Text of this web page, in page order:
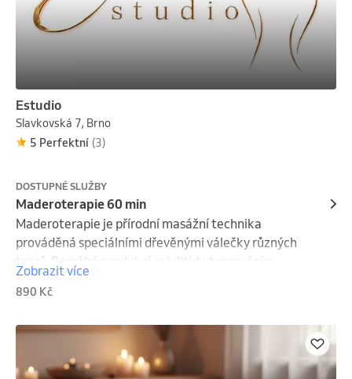
Estudio
Slavkovská 7, Brno
5 Perfektní (3)
DOSTUPNÉ SLUŽBY
Maderoterapie 60 min
Maderoterapie je přírodní masážní technika
prováděná speciálními dřevěnými válečky různých
tvarů. Pomáhá s redukcí celulitidy, tvarováním
postavy, odvodněním a podporou lymfatického
systému. Proceduru lze zaměřit na bříško, stehna,
Zobrazit více
890 Kč